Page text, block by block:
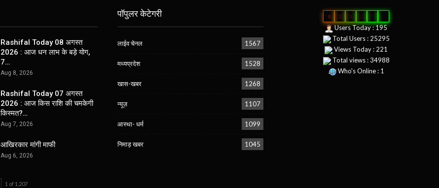
Rashifal Today 08 अगस्त
2026 : आज धन लाभ के बड़े योग,
7…
Aug 8, 2026
Rashifal Today 07 अगस्त
2026 : आज किस राशि की चमकेगी
किस्मत?…
Aug 7, 2026
आखिरकार मांगी माफी
Aug 6, 2026
1 of 1,207
पॉपुलर केटेगरी
लाईव चेनल 1567
मध्यप्रदेश 1528
खास-खबर 1268
न्यूज़ 1107
आस्था- धर्म 1099
निमाड़ खबर 1045
0 2 5 2
Users Today : 195
Total Users : 25295
Views Today : 221
Total views : 34988
Who's Online : 1